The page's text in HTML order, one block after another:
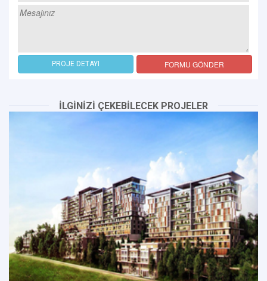
PROJE DETAYI FORMU GÖNDER
İLGİNİZİ ÇEKEBİLECEK PROJELER